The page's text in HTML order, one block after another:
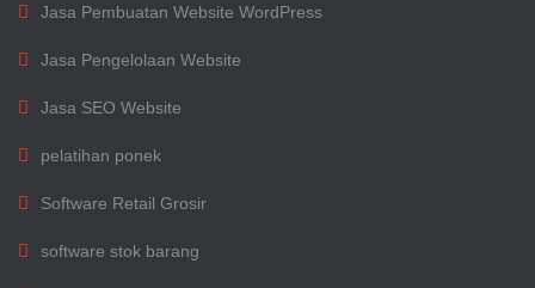
Jasa Pembuatan Website WordPress
Jasa Pengelolaan Website
Jasa SEO Website
pelatihan ponek
Software Retail Grosir
software stok barang